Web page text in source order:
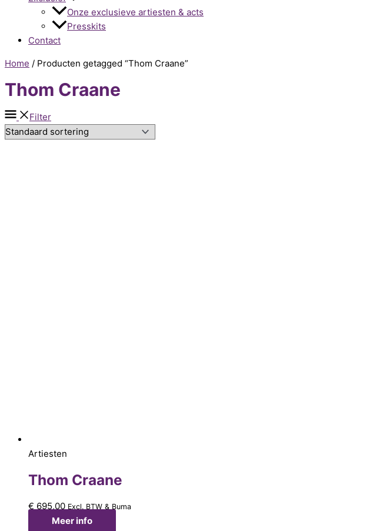
Onze exclusieve artiesten & acts
Presskits
Contact
Home / Producten getagged “Thom Craane”
Thom Craane
Filter
Artiesten
Thom Craane
€ 695,00 Excl. BTW & Buma
Meer info